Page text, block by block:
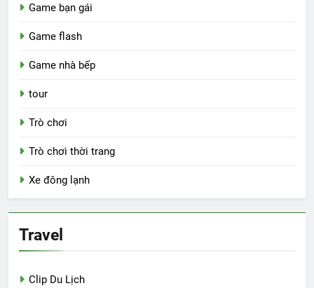
Game bạn gái
Game flash
Game nhà bếp
tour
Trò chơi
Trò chơi thời trang
Xe đông lạnh
Travel
Clip Du Lịch